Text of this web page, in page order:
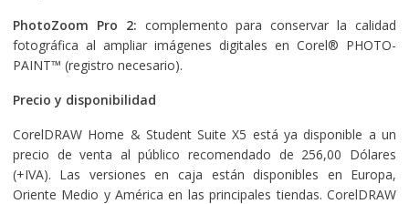
PhotoZoom Pro 2: complemento para conservar la calidad
fotográfica al ampliar imágenes digitales en Corel® PHOTO-
PAINT™ (registro necesario).
Precio y disponibilidad
CorelDRAW Home & Student Suite X5 está ya disponible a un
precio de venta al público recomendado de 256,00 Dólares
(+IVA). Las versiones en caja están disponibles en Europa,
Oriente Medio y América en las principales tiendas. CorelDRAW